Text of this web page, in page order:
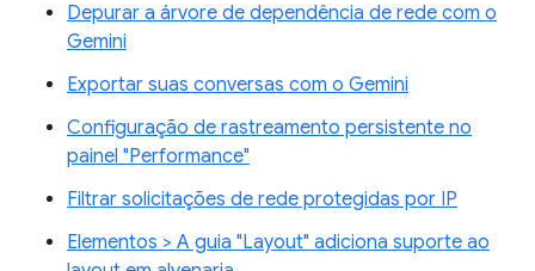
Depurar a árvore de dependência de rede com o
Gemini
Exportar suas conversas com o Gemini
Configuração de rastreamento persistente no
painel "Performance"
Filtrar solicitações de rede protegidas por IP
Elementos > A guia "Layout" adiciona suporte ao